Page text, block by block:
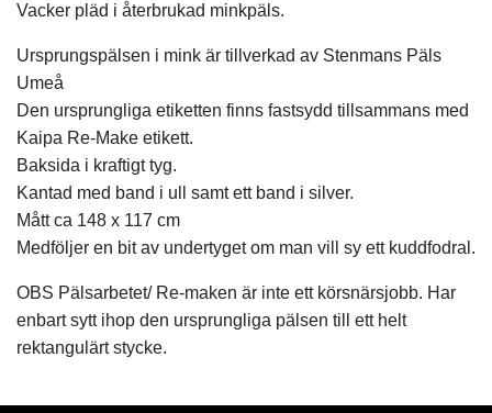
Vacker pläd i återbrukad minkpäls.
Ursprungspälsen i mink är tillverkad av Stenmans Päls
Umeå
Den ursprungliga etiketten finns fastsydd tillsammans med
Kaipa Re-Make etikett.
Baksida i kraftigt tyg.
Kantad med band i ull samt ett band i silver.
Mått ca 148 x 117 cm
Medföljer en bit av undertyget om man vill sy ett kuddfodral.
OBS Pälsarbetet/ Re-maken är inte ett körsnärsjobb. Har
enbart sytt ihop den ursprungliga pälsen till ett helt
rektangulärt stycke.